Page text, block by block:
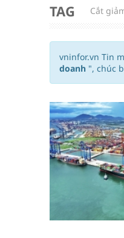
TAG Cắt
vninfor.vn Tin
doanh ", chúc